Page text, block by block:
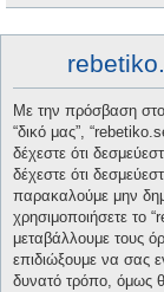
Με την πρόσβαση στο
“δικό μας”,
δέχεστε ότι
δέχεστε ότι
παρακαλούμε μην
χρησιμοποιήσετε το
μεταβάλλουμε τους
επιδιώξουμε να σας
δυνατό τρόπο, όμως